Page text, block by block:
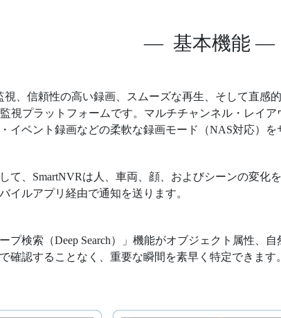
— 基本機能 —
視、信頼性の高い録画、スムーズな再生、そして直感
視プラットフォームです。マルチチャンネル・レイ
イベント録画などの柔軟な録画モード（NAS対応）を
て、SmartNVRは人、車両、顔、およびシーンの変化
イルアプリ経由で通知を送ります。
プ検索（Deep Search）」機能がオブジェクト属性、
確認することなく、重要な瞬間を素早く特定できます。